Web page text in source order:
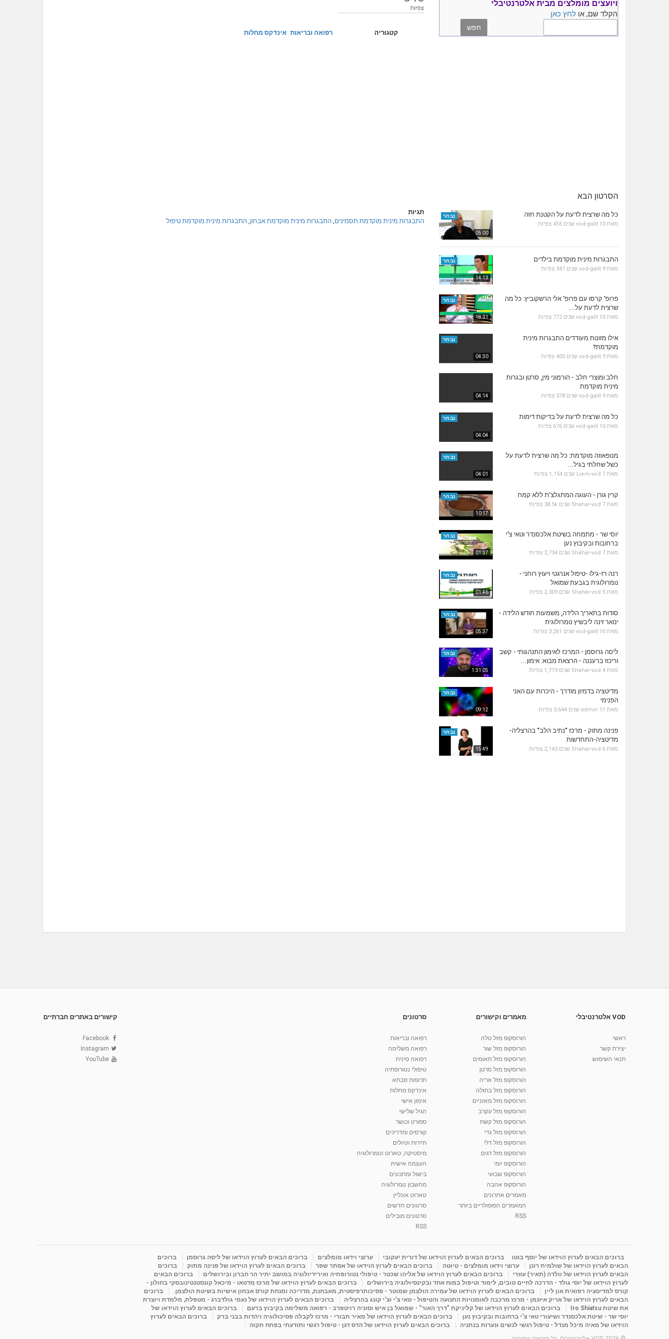
צפיות
קטגוריה רפואה ובריאות אינדקס מחלות
תגיות
התבגרות מינית מוקדמת תסמינים, התבגרות מינית מוקדמת אבחון, התבגרות מינית מוקדמת טיפול
ויועצים מומלצים מבית אלטרנטיבלי
הקלד שם, או לחץ כאן
הסרטון הבא
05:00
נבחר כל מה שרצית לדעת על הקטנת חזה
מאת vod-galit 10 שנים 455 צפיות
14:13
נבחר התבגרות מינית מוקדמת בילדים
מאת vod-galit 9 שנים 347 צפיות
18:31
נבחר
פרופ' קרסו עם פרופ' אלי הרשקוביץ: כל מה
שרצית לדעת על...
מאת vod-galit 10 שנים 772 צפיות
04:30
נבחר
אילו מזונות מעודדים התבגרות מינית
מוקדמת?
מאת vod-galit 9 שנים 405 צפיות
04:14
חלב ומוצרי חלב - הורמוני מין, סרטן ובגרות
מינית מוקדמת
מאת vod-galit 9 שנים 378 צפיות
04:04
נבחר כל מה שרצית לדעת על בדיקות דימות
מאת vod-galit 10 שנים 676 צפיות
04:01
נבחר
מנופאוזה מוקדמת: כל מה שרצית לדעת על
כשל שחלתי בגיל...
מאת Liem-vod 7 שנים 1,154 צפיות
10:17
נבחר קרין גורן - העוגה המתגלצ’ת ללא קמח
מאת Shahar-vod 7 שנים 38.5k צפיות
01:37
נבחר
יוסי שר - מתמחה בשיטת אלכסנדר וטאי צ'י
ברחובות ובקיבוץ נען
מאת Shahar-vod 7 שנים 2,734 צפיות
01:46
נבחר
רנה רז-גילו -טיפול אנרגטי ויעוץ רוחני -
נומרולוגית בגבעת שמואל
מאת Shahar-vod 5 שנים 2,309 צפיות
05:37
נבחר
סודות בתאריך הלידה, משמעות חודש הלידה -
ינואר זינה ליבשיץ נומרולוגית
מאת vod-galit 10 שנים 3,261 צפיות
1:31:05
נבחר
ליסה גרוסמן - המרכז לאימון התנהגותי - קשב
וריכוז ברעננה - הרצאת מבוא: אימון...
מאת Shahar-vod 4 שנים 1,719 צפיות
09:12
נבחר
מדיטציה בדמיון מודרך - היכרות עם האני
הפנימי
מאת admin 11 שנים 3,644 צפיות
15:49
נבחר
פנינה מתוק - מרכז "נתיב הלב" בהרצליה-
מדיטציה-התחדשות
מאת Shahar-vod 6 שנים 2,143 צפיות
VOD אלטרנטיבלי
ראשי
יצירת קשר
תנאי השימוש
מאמרים וקישורים
הורוסקופ מזל טלה
הורוסקופ מזל שור
הורוסקופ מזל תאומים
הורוסקופ מזל סרטן
הורוסקופ מזל אריה
הורוסקופ מזל בתולה
הורוסקופ מזל מאזניים
הורוסקופ מזל עקרב
הורוסקופ מזל קשת
הורוסקופ מזל גדי
הורוסקופ מזל דלי
הורוסקופ מזל דגים
הורוסקופ יומי
הורוסקופ שבועי
הורוסקופ אהבה
מאמרים אחרונים
המאמרים הפופולריים ביותר
RSS
סרטונים
רפואה ובריאות
רפואה משלימה
רפואה סינית
טיפולי נטורופתיה
תרופות סבתא
אינדקס מחלות
אימון אישי
הגיל שלישי
ספורט וכושר
קורסים ומדריכים
תיירות וטיולים
מיסטיקה, טארוט ונומרולוגיה
העצמה אישית
בישול ומתכונים
מחשבון נומרולוגיה
טארוט אונליין
סרטונים חדשים
סרטונים מובילים
RSS
קישורים באתרים חברתיים
Facebook
Instagram
YouTube
ברוכים הבאים לערוץ הוידאו של יוסף בוטו ברוכים הבאים לערוץ הוידאו של דורית יעקובי ערוצי וידאו מומלצים ברוכים הבאים לערוץ הוידאו של ליסה גרוסמן
ברוכים
הבאים לערוץ הוידאו של שולמית רונן
ערוצי וידאו מומלצים - טיוטה ברוכים הבאים לערוץ הוידאו של אסתר שפר ברוכים הבאים לערוץ הוידאו של פנינה מתוק
ברוכים
הבאים לערוץ הוידאו של וולדה (תאיר) עוזרי
ברוכים הבאים לערוץ הוידאו של אליהו שכטר - טיפולי נטורופתיה ואירידיולוגיה במושב יתיר הר חברון ובירושלים
ברוכים הבאים
לערוץ הוידאו של יוסי גולד - הדרכה לחיים טובים, לימוד וטיפול במוח אחד ובקינסיולוגיה בירושלים
ברוכים הבאים לערוץ הוידאו של מרכז מדטאו - מיכאל קונסטנטינובסקי בחולון -
קורס למדיטציה רפואית און ליין
ברוכים הבאים לערוץ הוידאו של עמירה הולצמן שמוטר - פסיכותרפיסטית, מאבחנת, מדריכה ומנחת קורס אבחון אישיות בשיטת הולצמן.
ברוכים
הבאים לערוץ הוידאו של אריק איזנמן - מרכז מרכבה לאומנויות התנועה והטיפול - טאי צ'י וצ'י קונג בהרצליה
ברוכים הבאים לערוץ הוידאו של נעמי גולדברג - מטפלת, מלמדת ויוצרת
את שיטת Iro Shiatsu
ברוכים הבאים לערוץ הוידאו של קליניקת "דרך האור" - שמואל בן איש וסוניה רויטפרב - רפואה משלימה בקיבוץ ברעם
ברוכים הבאים לערוץ הוידאו של
יוסי שר - שיטת אלכסנדר ושיעורי טאי צ'י ברחובות ובקיבוץ נען
ברוכים הבאים לערוץ הוידאו של מאיר תבורי - מרכז לקבלה פסיכולוגיה ויהדות בבני ברק
ברוכים הבאים לערוץ
הוידאו של מאיה מיכל מנדל - טיפול רגשי לנשים ונערות בנתניה
ברוכים הבאים לערוץ הוידאו של הדס דגן - טיפול רגשי ותודעתי בפתח תקוה